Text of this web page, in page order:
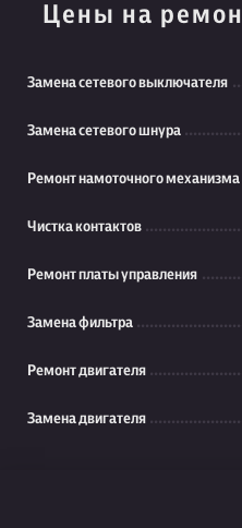
Цены на
Замена сетевого выключателя
Замена сетевого шнура
Ремонт намоточного механизма
Чистка контактов
Ремонт платы управления
Замена фильтра
Ремонт двигателя
Замена двигателя